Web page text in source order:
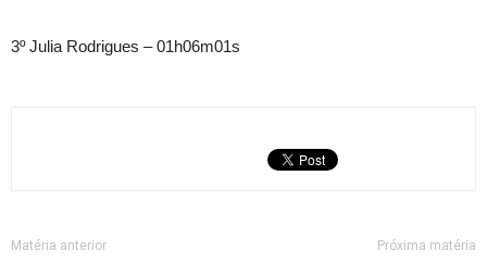
3º Julia Rodrigues – 01h06m01s
Matéria anterior Próxima matéria